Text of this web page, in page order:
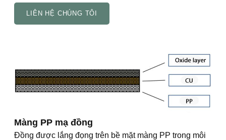
LIÊN HỆ CHÚNG TÔI
Màng PP mạ đồng
Đồng được lắng đọng trên bề mặt màng PP trong môi